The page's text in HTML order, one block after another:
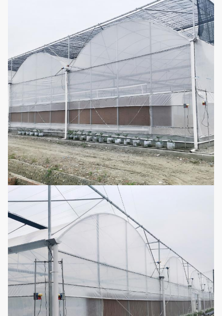
proteção
bloco, umidade,
refrigerando,
inverno-mola
Opcional
6
Sistema de
refrigeração
Consiste em
ventiladores de
refrigeração e
em uma
almofada
refrigerando
Opcional
7
Sistema de
aquecimento
Aquecimento
de água
quente,
aquecimento
de ar quente,
aquecimento
8
Sistema de
ventilação
laterais e
ventiladores de
Opcional